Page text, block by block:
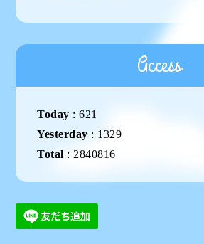
Access
Today :621
Yesterday : 1329
Total : 2840816